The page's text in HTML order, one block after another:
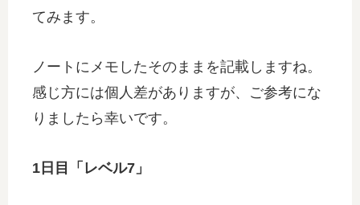
てみます。
ノートにメモしたそのままを記載しますね。
感じ方には個人差がありますが、ご参考にな
りましたら幸いです。
1日目「レベル7」